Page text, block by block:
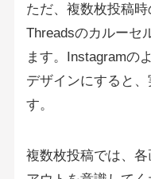
ただ、複数枚投稿時
Threadsのカルーセ
ます。Instagramの
デザインにすると
す。
複数枚投稿では、